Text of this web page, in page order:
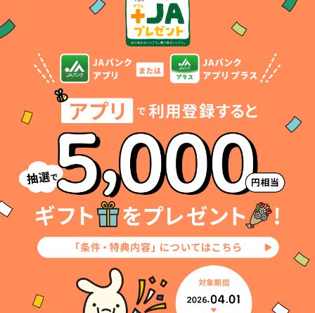
機能・サービス
セキュリティ
困った時は